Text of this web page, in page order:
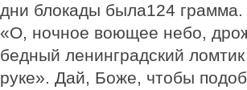
дни блокады была124
«О, ночное воющее небо,
бедный ленинградский
руке». Дай, Боже, чтобы